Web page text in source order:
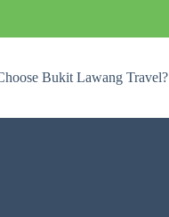
Bukit Lawang Travel?